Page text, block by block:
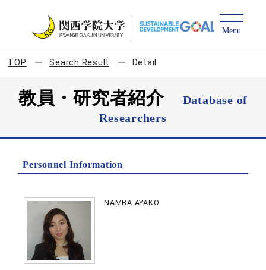
TOP Search Result Detail
教員・研究者紹介
Database of
Researchers
Personnel Information
NAMBA AYAKO